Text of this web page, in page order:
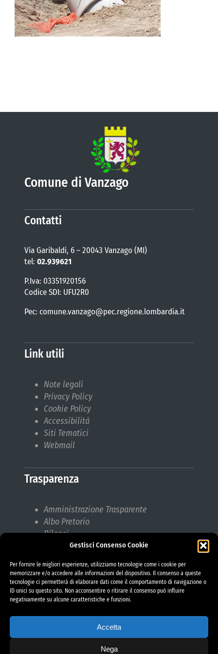
Gestisci Consenso Cookie
Per fornire le migliori esperienze, utilizziamo tecnologie come i cookie per
memorizzare e/o accedere alle informazioni del dispositivo. Il consenso a queste
tecnologie ci permetterà di elaborare dati come il comportamento di navigazione o
ID unici su questo sito. Non acconsentire o ritirare il consenso può influire
negativamente su alcune caratteristiche e funzioni.
Accetta
Nega
VIVERE VANZAGO
Comune di Vanzago
Contatti
Via Garibaldi, 6 – 20043 Vanzago (MI)
tel: 02.939621
P.Iva: 03351920156
Codice SDI: UFU2R0
Pec: comune.vanzago@pec.regione.lombardia.it
Link utili
Note legali
Privacy Policy
Cookie Policy
Accessibilità
Siti Tematici
Webmail
Trasparenza
Amministrazione Trasparente
Albo Pretorio
Bilanci
Bandi di gara
Responsabile protezione dati (RPD)